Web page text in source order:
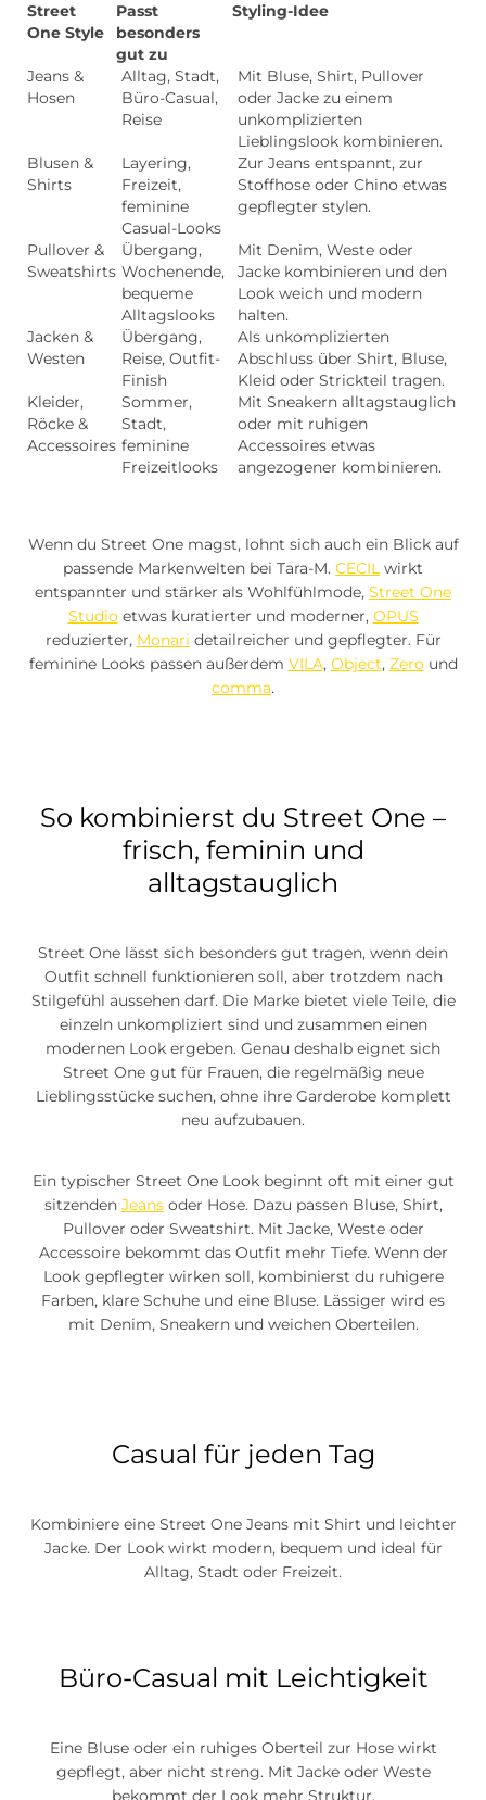
Street
One Style
Passt
besonders
gut zu
Styling-Idee
Jeans &
Hosen
Alltag, Stadt,
Büro-Casual,
Reise
Mit Bluse, Shirt, Pullover
oder Jacke zu einem
unkomplizierten
Lieblingslook kombinieren.
Blusen &
Shirts
Layering,
Freizeit,
feminine
Casual-Looks
Zur Jeans entspannt, zur
Stoffhose oder Chino etwas
gepflegter stylen.
Pullover &
Sweatshirts
Übergang,
Wochenende,
bequeme
Alltagslooks
Mit Denim, Weste oder
Jacke kombinieren und den
Look weich und modern
halten.
Jacken &
Westen
Übergang,
Reise, Outfit-
Finish
Als unkomplizierten
Abschluss über Shirt, Bluse,
Kleid oder Strickteil tragen.
Kleider,
Röcke &
Accessoires
Sommer,
Stadt,
feminine
Freizeitlooks
Mit Sneakern alltagstauglich
oder mit ruhigen
Accessoires etwas
angezogener kombinieren.
Wenn du Street One magst, lohnt sich auch ein Blick auf
passende Markenwelten bei Tara-M. CECILwirkt
entspannter und stärker als Wohlfühlmode, Street One
Studioetwas kuratierter und moderner, OPUS
reduzierter, Monari detailreicher und gepflegter. Für
feminine Looks passen außerdem VILA, Object, Zeround
comma.
So kombinierst du Street One –
frisch, feminin und
alltagstauglich
Street One lässt sich besonders gut tragen, wenn dein
Outfit schnell funktionieren soll, aber trotzdem nach
Stilgefühl aussehen darf. Die Marke bietet viele Teile, die
einzeln unkompliziert sind und zusammen einen
modernen Look ergeben. Genau deshalb eignet sich
Street One gut für Frauen, die regelmäßig neue
Lieblingsstücke suchen, ohne ihre Garderobe komplett
neu aufzubauen.
Ein typischer Street One Look beginnt oft mit einer gut
sitzenden Jeansoder Hose. Dazu passen Bluse, Shirt,
Pullover oder Sweatshirt. Mit Jacke, Weste oder
Accessoire bekommt das Outfit mehr Tiefe. Wenn der
Look gepflegter wirken soll, kombinierst du ruhigere
Farben, klare Schuhe und eine Bluse. Lässiger wird es
mit Denim, Sneakern und weichen Oberteilen.
Casual für jeden Tag
Kombiniere eine Street One Jeans mit Shirt und leichter
Jacke. Der Look wirkt modern, bequem und ideal für
Alltag, Stadt oder Freizeit.
Büro-Casual mit Leichtigkeit
Eine Bluse oder ein ruhiges Oberteil zur Hose wirkt
gepflegt, aber nicht streng. Mit Jacke oder Weste
bekommt der Look mehr Struktur.